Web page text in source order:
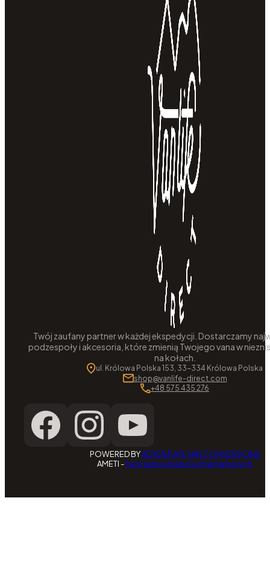
Twój zaufany partner w każdej ekspedycji. Dostarczamy
podzespoły i akcesoria, które zmienią Twojego vana w
na kołach.
ul. Królowa Polska 153, 33-334 Królowa Polska
shop@vanlife-direct.com
+48 575 435 276
POWERED BYADVENTURE VAN CONVERSIONS
AMETI -Tworzenie sklepów internetowych